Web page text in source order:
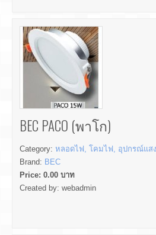
BEC PACO (พาโก)
Category: หลอดไฟ, โคมไฟ, อุปกรณ์แสง
Brand: BEC
Price: 0.00 บาท
Created by: webadmin